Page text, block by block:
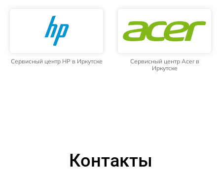
Сервисный центр HP в Иркутске
Сервисный центр Acer в
Иркутске
Контакты